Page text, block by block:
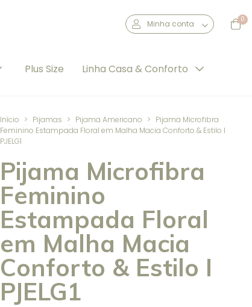
Minha conta 0
Plus Size Linha Casa & Conforto
Início > Pijamas > Pijama Americano > Pijama Microfibra
Feminino Estampada Floral em Malha Macia Conforto & Estilo I
PJELG1
Pijama Microfibra
Feminino
Estampada Floral
em Malha Macia
Conforto & Estilo I
PJELG1